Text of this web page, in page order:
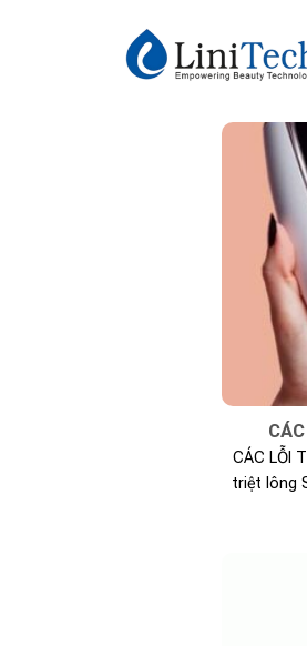
CÁC LỖI
triệt lông